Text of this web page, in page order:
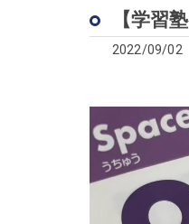
【学習
2022/09/02